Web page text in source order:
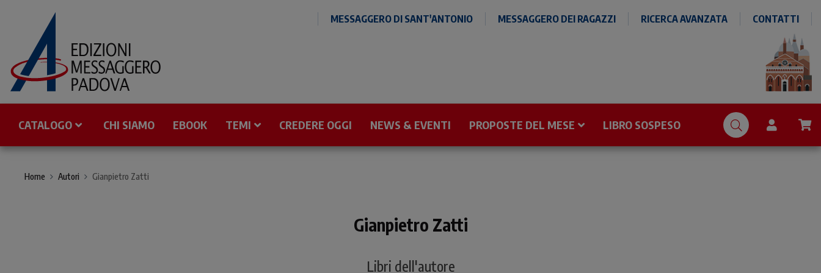
MESSAGGERO DI SANT'ANTONIO MESSAGGERO DEI RAGAZZI RICERCA AVANZATA CONTATTI
CATALOGO CHI SIAMO EBOOK TEMI CREDERE OGGI NEWS & EVENTI PROPOSTE DEL MESE LIBRO SOSPESO
Home Autori Gianpietro Zatti
Gianpietro Zatti
Libri dell'autore